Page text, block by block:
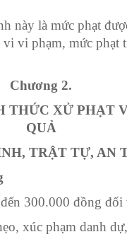
này là mức phạt
vi phạm, mức phạt
Chương 2.
XỬ PHẠT
QUẢ
TRẬT TỰ, AN
300.000 đồng
xúc phạm danh